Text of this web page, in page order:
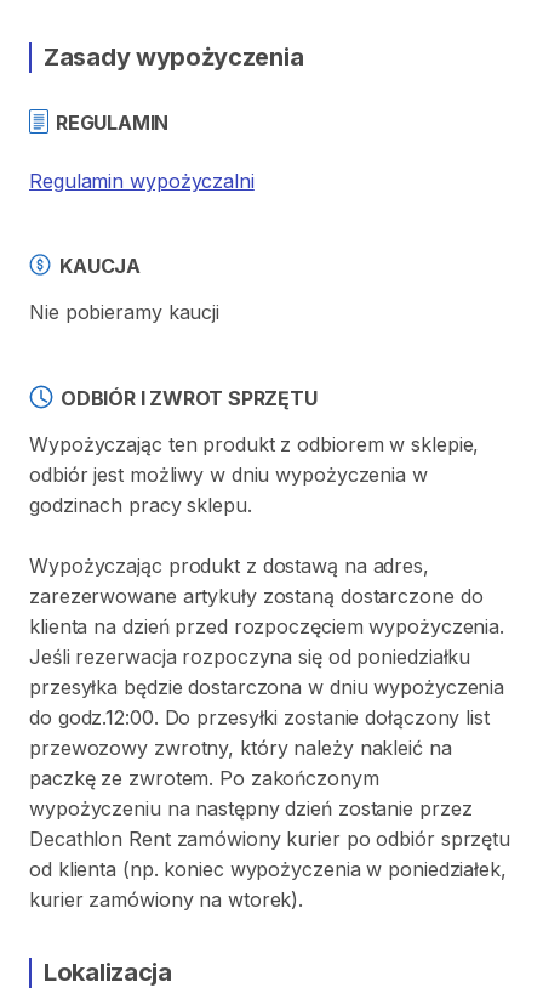
Zasady wypożyczenia
REGULAMIN
Regulamin wypożyczalni
KAUCJA
Nie pobieramy kaucji
ODBIÓR I ZWROT SPRZĘTU
Wypożyczając ten produkt z odbiorem w sklepie,
odbiór jest możliwy w dniu wypożyczenia w
godzinach pracy sklepu.
Wypożyczając produkt z dostawą na adres,
zarezerwowane artykuły zostaną dostarczone do
klienta na dzień przed rozpoczęciem wypożyczenia.
Jeśli rezerwacja rozpoczyna się od poniedziałku
przesyłka będzie dostarczona w dniu wypożyczenia
do godz.12:00. Do przesyłki zostanie dołączony list
przewozowy zwrotny, który należy nakleić na
paczkę ze zwrotem. Po zakończonym
wypożyczeniu na następny dzień zostanie przez
Decathlon Rent zamówiony kurier po odbiór sprzętu
od klienta (np. koniec wypożyczenia w poniedziałek,
kurier zamówiony na wtorek).
Lokalizacja